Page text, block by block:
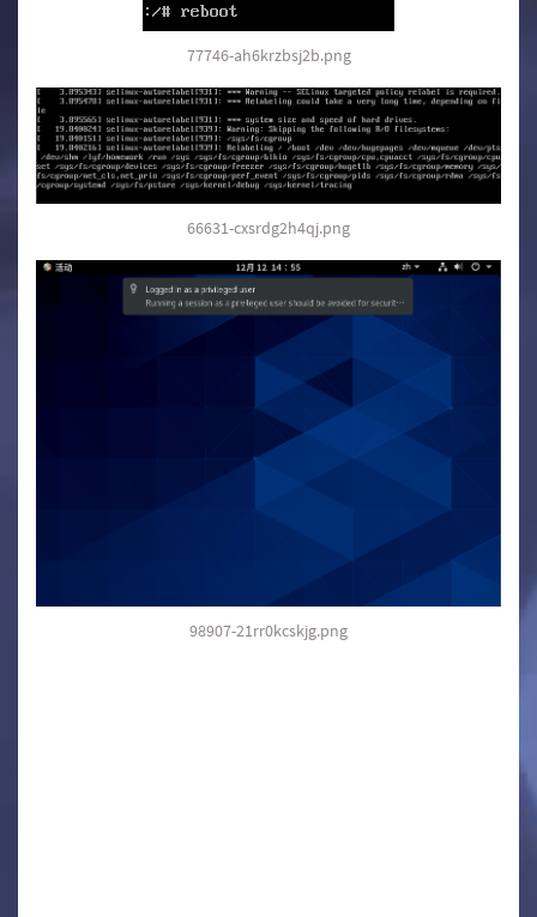
77746-ah6krzbsj2b.png
66631-cxsrdg2h4qj.png
98907-21rr0kcskjg.png